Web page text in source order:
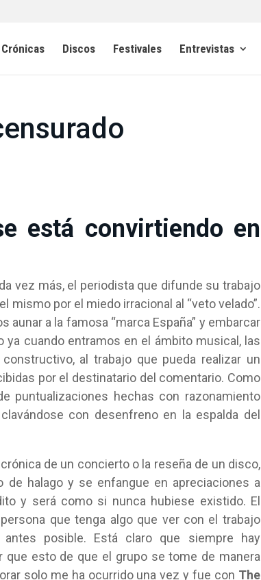
Crónicas Discos Festivales Entrevistas
está convirtiendo en
vez más, el periodista que difunde su trabajo
mismo por el miedo irracional al “veto velado”.
a la famosa “marca España” y embarcar
cuando entramos en el ámbito musical, las
al trabajo que pueda realizar un
por el destinatario del comentario. Como
puntualizaciones hechas con razonamiento
con desenfreno en la espalda del
de un concierto o la reseña de un disco,
halago y se enfangue en apreciaciones a
y será como si nunca hubiese existido. El
que tenga algo que ver con el trabajo
posible. Está claro que siempre hay
esto de que el grupo se tome de manera
solo me ha ocurrido una vez y fue con The